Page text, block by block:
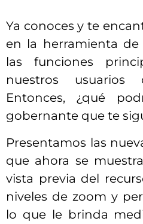
Ya conoces y te
en la herramienta
las funciones
nuestros
Entonces, ¿qué
gobernante que te
Presentamos las
que ahora se
vista previa del
niveles de zoom y
lo que le brinda